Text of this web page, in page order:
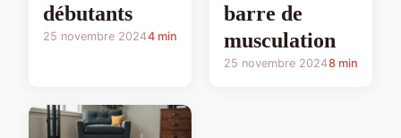
débutants
25 novembre 20244 min
barre de
musculation
25 novembre 20248 min